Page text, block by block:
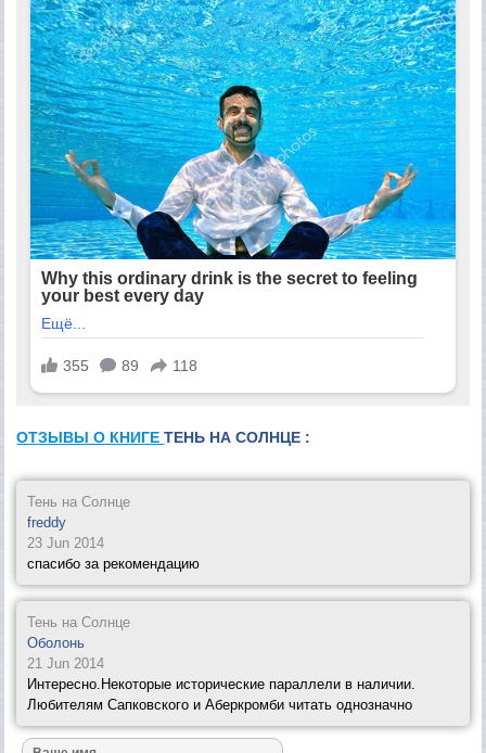
ОТЗЫВЫ О КНИГЕТЕНЬ НА СОЛНЦЕ :
Тень на Солнце
freddy
23 Jun 2014
спасибо за рекомендацию
Тень на Солнце
Оболонь
21 Jun 2014
Интересно.Некоторые исторические параллели в наличии.
Любителям Сапковского и Аберкромби читать однозначно